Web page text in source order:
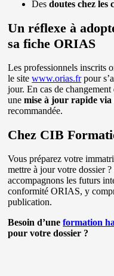
Desdoutes chez les
Un réflexe à
sa fiche ORIAS
Les professionnels inscrits
le sitewww.orias.frpour
jour. En cas de changement
unemise à jour rapide via
recommandée.
Chez CIB
Vous préparez votre
mettre à jour votre dossier
accompagnons les futurs
conformité ORIAS, y
publication.
Besoin d’uneformation
pour votre dossier ?